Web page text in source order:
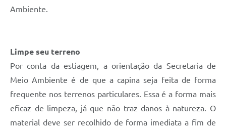
Ambiente.
Limpe seu terreno
Por conta da estiagem, a orientação da Secretaria de
Meio Ambiente é de que a capina seja feita de forma
frequente nos terrenos particulares. Essa é a forma mais
eficaz de limpeza, já que não traz danos à natureza. O
material deve ser recolhido de forma imediata a fim de